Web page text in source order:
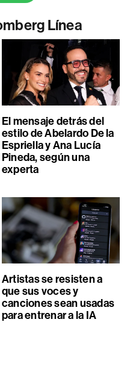
Línea
El mensaje detrás del
estilo de Abelardo De la
Espriella y Ana Lucía
Pineda, según una
experta
Artistas se resisten a
que sus voces y
canciones sean usadas
para entrenar a la IA